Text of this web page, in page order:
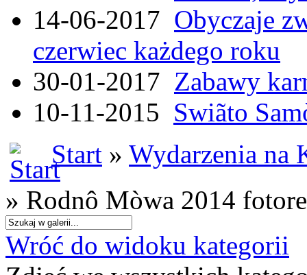
14-06-2017 Obyczaje
czerwiec każdego roku
30-01-2017 Zabawy
10-11-2015 Swiãto
Start » Wydarzenia na
» Rodnô Mòwa 2014
Wróć do widoku kategorii